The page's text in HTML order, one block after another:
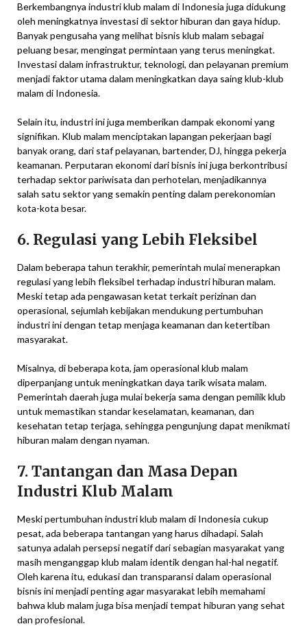
Berkembangnya industri klub malam di Indonesia juga didukung
oleh meningkatnya investasi di sektor hiburan dan gaya hidup.
Banyak pengusaha yang melihat bisnis klub malam sebagai
peluang besar, mengingat permintaan yang terus meningkat.
Investasi dalam infrastruktur, teknologi, dan pelayanan premium
menjadi faktor utama dalam meningkatkan daya saing klub-klub
malam di Indonesia.
Selain itu, industri ini juga memberikan dampak ekonomi yang
signifikan. Klub malam menciptakan lapangan pekerjaan bagi
banyak orang, dari staf pelayanan, bartender, DJ, hingga pekerja
keamanan. Perputaran ekonomi dari bisnis ini juga berkontribusi
terhadap sektor pariwisata dan perhotelan, menjadikannya
salah satu sektor yang semakin penting dalam perekonomian
kota-kota besar.
6. Regulasi yang Lebih Fleksibel
Dalam beberapa tahun terakhir, pemerintah mulai menerapkan
regulasi yang lebih fleksibel terhadap industri hiburan malam.
Meski tetap ada pengawasan ketat terkait perizinan dan
operasional, sejumlah kebijakan mendukung pertumbuhan
industri ini dengan tetap menjaga keamanan dan ketertiban
masyarakat.
Misalnya, di beberapa kota, jam operasional klub malam
diperpanjang untuk meningkatkan daya tarik wisata malam.
Pemerintah daerah juga mulai bekerja sama dengan pemilik klub
untuk memastikan standar keselamatan, keamanan, dan
kesehatan tetap terjaga, sehingga pengunjung dapat menikmati
hiburan malam dengan nyaman.
7. Tantangan dan Masa Depan
Industri Klub Malam
Meski pertumbuhan industri klub malam di Indonesia cukup
pesat, ada beberapa tantangan yang harus dihadapi. Salah
satunya adalah persepsi negatif dari sebagian masyarakat yang
masih menganggap klub malam identik dengan hal-hal negatif.
Oleh karena itu, edukasi dan transparansi dalam operasional
bisnis ini menjadi penting agar masyarakat lebih memahami
bahwa klub malam juga bisa menjadi tempat hiburan yang sehat
dan profesional.